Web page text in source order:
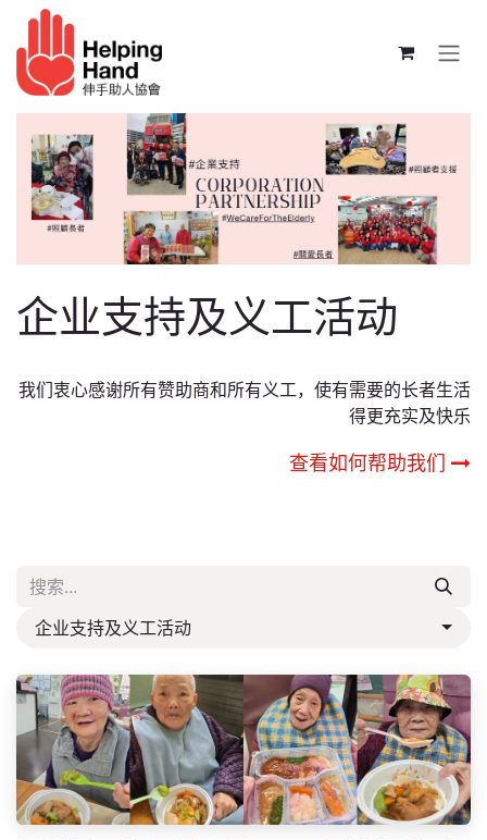
跳至内容
企业支持及义工活动
我们衷心感谢所有赞助商和所有义工，使有需要的长者生活
得更充实及快乐
查看如何帮助我们
企业支持及义工活动